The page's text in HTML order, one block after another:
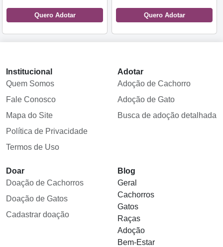
Quero Adotar Quero Adotar
Institucional
Quem Somos
Fale Conosco
Mapa do Site
Política de Privacidade
Termos de Uso
Adotar
Adoção de Cachorro
Adoção de Gato
Busca de adoção detalhada
Doar
Doação de Cachorros
Doação de Gatos
Cadastrar doação
Blog
Geral
Cachorros
Gatos
Raças
Adoção
Bem-Estar